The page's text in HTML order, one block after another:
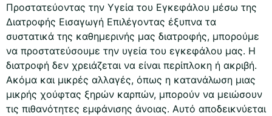
Προστατεύοντας την Υγεία του Εγκεφάλου μέσω της
Διατροφής Εισαγωγή Επιλέγοντας έξυπνα τα
συστατικά της καθημερινής μας διατροφής, μπορούμε
να προστατεύσουμε την υγεία του εγκεφάλου μας. Η
διατροφή δεν χρειάζεται να είναι περίπλοκη ή ακριβή.
Ακόμα και μικρές αλλαγές, όπως η κατανάλωση μιας
μικρής χούφτας ξηρών καρπών, μπορούν να μειώσουν
τις πιθανότητες εμφάνισης άνοιας. Αυτό αποδεικνύεται